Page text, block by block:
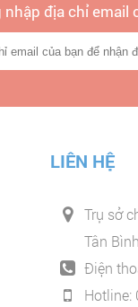
địa chỉ email
LIÊN HỆ
Trụ sở
Tân
Điện
Hotline: